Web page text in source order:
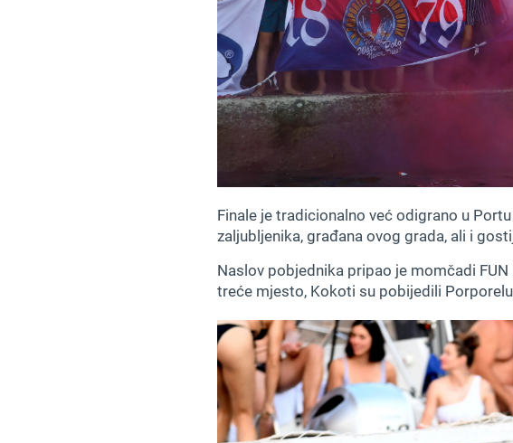
Finale je tradicionalno već odigrano u
zaljubljenika, građana ovog grada, ali i
Naslov pobjednika pripao je momčadi
treće mjesto, Kokoti su pobijedili